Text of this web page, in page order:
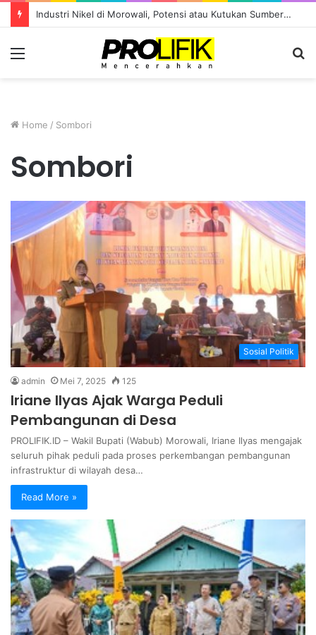
Industri Nikel di Morowali, Potensi atau Kutukan Sumber Daya?
Home / Sombori
Sombori
Sosial Politik
admin Mei 7, 2025 125
Iriane Ilyas Ajak Warga Peduli
Pembangunan di Desa
PROLIFIK.ID – Wakil Bupati (Wabub) Morowali, Iriane Ilyas mengajak
seluruh pihak peduli pada proses perkembangan pembangunan
infrastruktur di wilayah desa…
Read More »